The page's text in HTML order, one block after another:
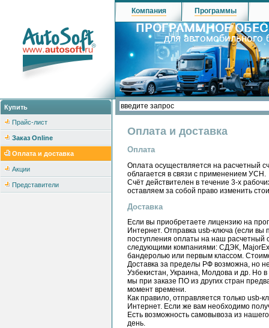
Купить
Прайс-лист
Заказ Online
Оплата и доставка
Акции
Представители
Компания Программы
Оплата и доставка
Оплата
Оплата осуществляется на расчетный
облагается в связи с применением УСН.
Счёт действителен в течение 3-х
оставляем за собой право изменить
Доставка
Если вы приобретаете лицензию на
Интернет. Отправка usb-ключа (если вы
поступления оплаты на наш расчетный
следующими компаниями: СДЭК,
бандеролью или первым классом.
Доставка за пределы РФ возможна, но
Узбекистан, Украина, Молдова и др. Но
мы при заказе ПО из других стран
момент времени.
Как правило, отправляется только
Интернет. Если же вам необходимо
Есть возможность самовывоза из
день.